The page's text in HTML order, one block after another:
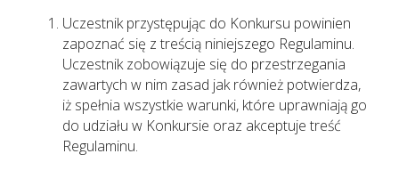
Uczestnik przystępując do Konkursu powinien
zapoznać się z treścią niniejszego Regulaminu.
Uczestnik zobowiązuje się do przestrzegania
zawartych w nim zasad jak również potwierdza,
iż spełnia wszystkie warunki, które uprawniają go
do udziału w Konkursie oraz akceptuje treść
Regulaminu.